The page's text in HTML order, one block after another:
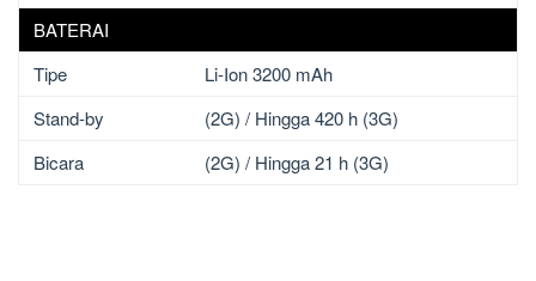
BATERAI
Tipe
Li-Ion 3200 mAh
Stand-by
(2G) / Hingga 420 h (3G)
Bicara
(2G) / Hingga 21 h (3G)